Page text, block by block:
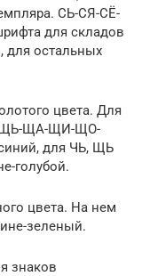
СЬ-СЯ-СЁ-
для складов
для остальных
цвета. Для
ЩЬ-ЩА-ЩИ-ЩО-
для ЧЬ, ЩЬ
голубой.
цвета. На нем
зеленый.
знаков